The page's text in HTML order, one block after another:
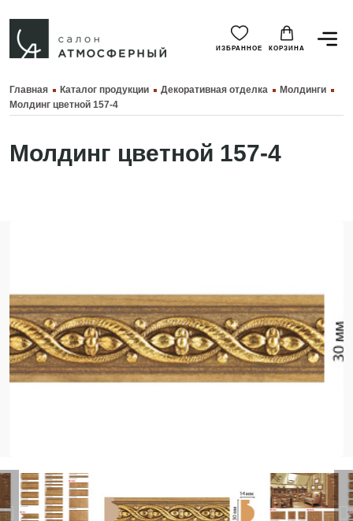
ИЗБРАННОЕ КОРЗИНА
Главная Каталог продукции Декоративная отделка
Молдинги
Молдинг цветной 157-4
Молдинг цветной 157-4